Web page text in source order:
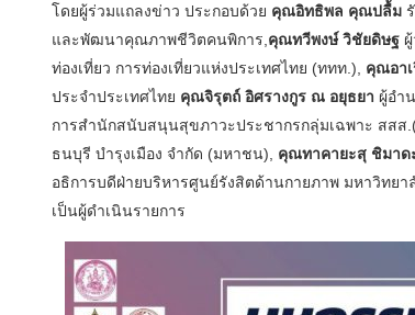
โดยผู้ร่วมแถลงข่าว ประกอบด้วย คุณอิทธิพล คุณปลื้ม
และพัฒนาคุณภาพชีวิตคนพิการ, คุณทวีพงษ์ วิชัยดิษฐ
ท่องเที่ยว การท่องเที่ยวแห่งประเทศไทย (ททท.),
คุณอา
ประจำประเทศไทย คุณจิรุตถ์ อิศรางกูร ณ อยุธยา ผู้อำ
การสำนักสนับสนุนสุขภาวะประชากรกลุ่มเฉพาะ สสส
ธนบุรี บำรุงเมือง จำกัด (มหาชน), คุณทาคายะสุ ชิมาด
อธิการบดีฝ่ายบริหารศูนย์รังสิตด้านกายภาพ มหาวิทยา
เป็นผู้ดำเนินรายการ